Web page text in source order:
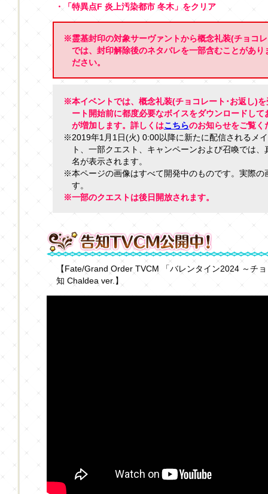
・「特異点F 炎上汚染都市 冬木」をクリア
※霊基封印の対象サーヴァントから概念礼装(チョコ
では、封印解除後のネタバレを一部含むことがあ
ださい。
※本イベントでは、概念礼装(チョコレート･お返し)
ート開始前に都度必要なボイスをダウンロードし
が増加します。詳しくはこちらのお知らせをご覧く
※2019年1月1日(火) 0:00以降に新たに配信されるメ
ト、一部クエスト、キャンペーンおよび召喚では
名が表示されます。
※本ページの画像はすべて開発中のものです。実際の
す。
※一部のクエストは後日開放されます。
【Fate/Grand Order TVCM 「バレンタイン2024 ～チ
知 Chaldea ver.】